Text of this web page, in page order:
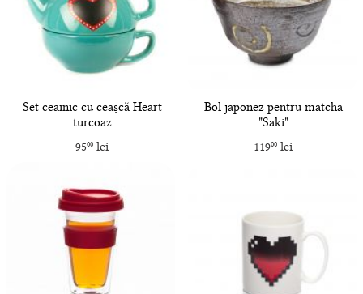
Set ceainic cu ceașcă Heart
turcoaz
9500lei
Bol japonez pentru matcha
"Saki"
11900 lei